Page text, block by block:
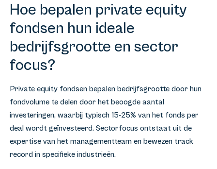
Hoe bepalen private equity
fondsen hun ideale
bedrijfsgrootte en sector
focus?
Private equity fondsen bepalen bedrijfsgrootte door hun
fondvolume te delen door het beoogde aantal
investeringen, waarbij typisch 15-25% van het fonds per
deal wordt geïnvesteerd. Sectorfocus ontstaat uit de
expertise van het managementteam en bewezen track
record in specifieke industrieën.